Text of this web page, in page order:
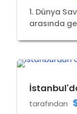
1. Dünya
arasında
tarafından